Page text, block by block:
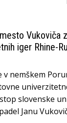
Vukoviča
iger Rhine-
v nemškem
slovenske
Janu